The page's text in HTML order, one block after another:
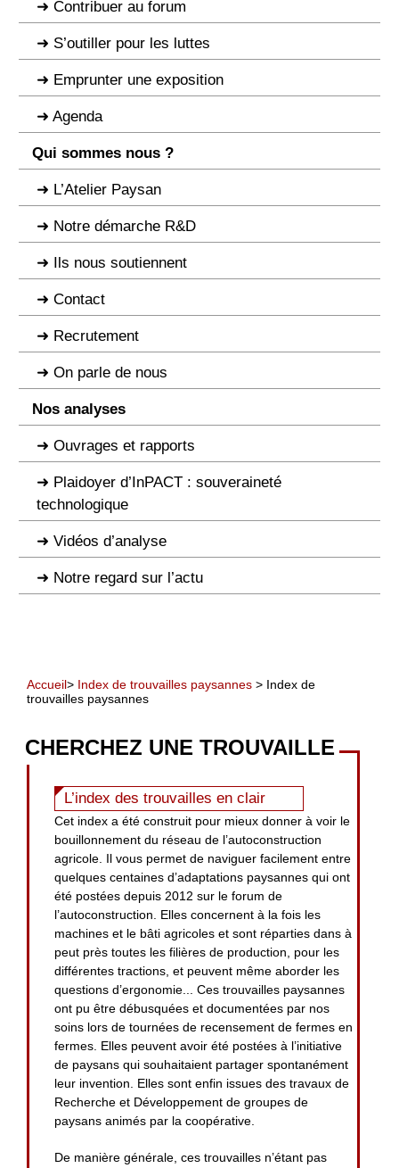
Contribuer au forum
S’outiller pour les luttes
Emprunter une exposition
Agenda
Qui sommes nous ?
L’Atelier Paysan
Notre démarche R&D
Ils nous soutiennent
Contact
Recrutement
On parle de nous
Nos analyses
Ouvrages et rapports
Plaidoyer d’InPACT : souveraineté
technologique
Vidéos d’analyse
Notre regard sur l’actu
Accueil> Index de trouvailles paysannes > Index de
trouvailles paysannes
CHERCHEZ UNE TROUVAILLE
L’index des trouvailles en clair
Cet index a été construit pour mieux donner à voir le
bouillonnement du réseau de l’autoconstruction
agricole. Il vous permet de naviguer facilement entre
quelques centaines d’adaptations paysannes qui ont
été postées depuis 2012 sur le forum de
l’autoconstruction. Elles concernent à la fois les
machines et le bâti agricoles et sont réparties dans à
peut près toutes les filières de production, pour les
différentes tractions, et peuvent même aborder les
questions d’ergonomie... Ces trouvailles paysannes
ont pu être débusquées et documentées par nos
soins lors de tournées de recensement de fermes en
fermes. Elles peuvent avoir été postées à l’initiative
de paysans qui souhaitaient partager spontanément
leur invention. Elles sont enfin issues des travaux de
Recherche et Développement de groupes de
paysans animés par la coopérative.
De manière générale, ces trouvailles n’étant pas